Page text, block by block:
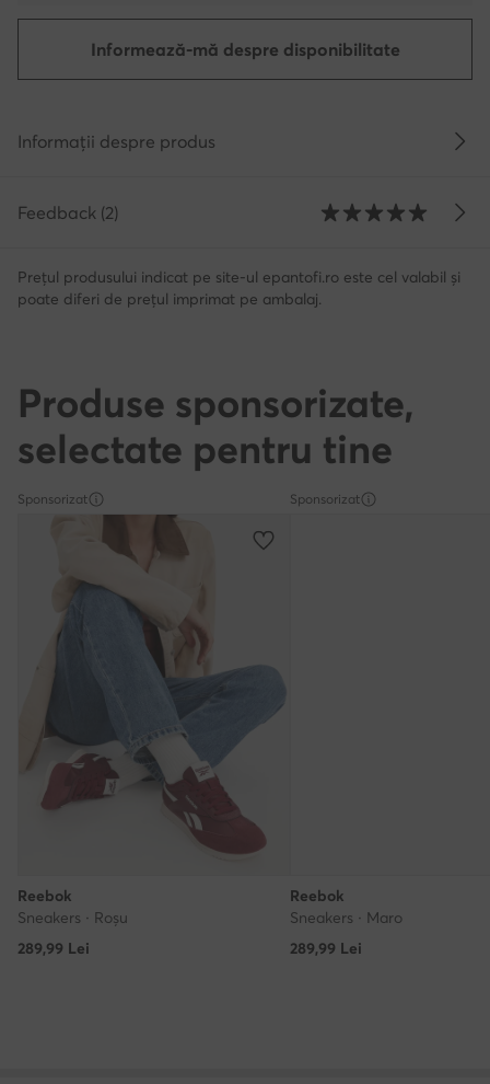
Informează-mă despre disponibilitate
Informații despre produs
Feedback (2)
Prețul produsului indicat pe site-ul epantofi.ro este cel valabil și
poate diferi de prețul imprimat pe ambalaj.
Produse sponsorizate,
selectate pentru tine
Sponsorizat
Reebok
Sneakers · Roșu
289,99 Lei
Sponsorizat
Reebok
Sneakers · Maro
289,99 Lei